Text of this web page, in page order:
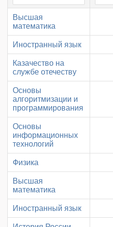
Высшая
математика
Иностранный язык
Казачество на
службе отечеству
Основы
алгоритмизации и
программирования
Основы
информационных
технологий
Физика
Высшая
математика
Иностранный язык